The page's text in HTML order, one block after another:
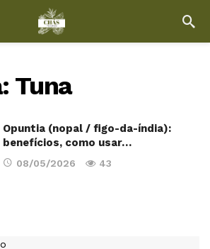
Tuna
Opuntia (nopal / figo-da-índia):
benefícios, como usar…
08/05/2026 43